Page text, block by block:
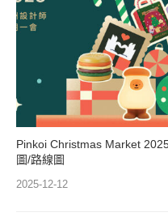
Pinkoi Christmas Market
圖/路線圖
2025-12-12